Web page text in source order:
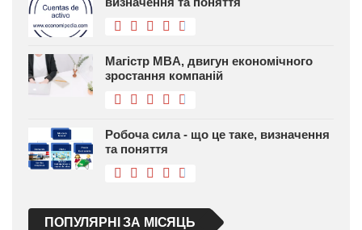
Магістр MBA, двигун економічного
зростання компаній
Робоча сила - що це таке, визначення
та поняття
ПОПУЛЯРНІ ЗА МІСЯЦЬ